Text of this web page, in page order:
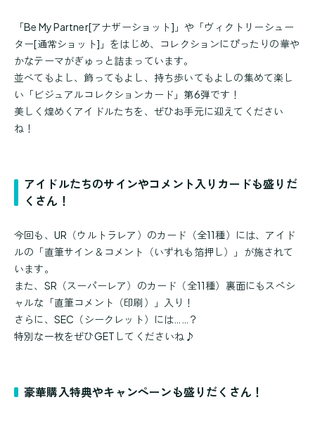
「Be My Partner[アナザーショット]」や「ヴィクトリーシュー
ター[通常ショット]」をはじめ、コレクションにぴったりの華や
かなテーマがぎゅっと詰まっています。
並べてもよし、飾ってもよし、持ち歩いてもよしの集めて楽し
い「ビジュアルコレクションカード」第6弾です！
美しく煌めくアイドルたちを、ぜひお手元に迎えてください
ね！
アイドルたちのサインやコメント入りカードも盛りだ
くさん！
今回も、UR（ウルトラレア）のカード（全11種）には、アイド
ルの「直筆サイン＆コメント（いずれも箔押し）」が施されて
います。
また、SR（スーパーレア）のカード（全11種）裏面にもスペシ
ャルな「直筆コメント（印刷）」入り！
さらに、SEC（シークレット）には……？
特別な一枚をぜひGETしてくださいね♪
豪華購入特典やキャンペーンも盛りだくさん！